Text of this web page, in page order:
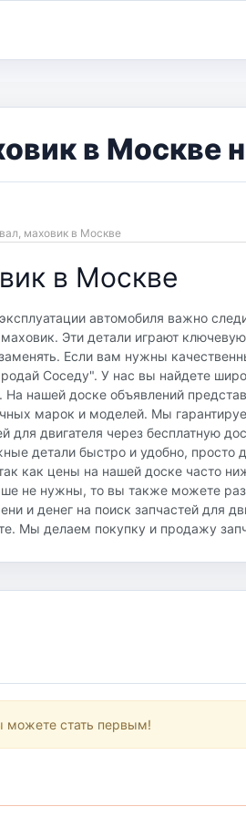
в Москве
маховик в Москве
в Москве
автомобиля важно
Эти детали играют
Если вам нужны
Соседу". У нас вы найдете
На нашей доске объявлений
марок и моделей. Мы
для двигателя через бесплатную
детали быстро и удобно,
как цены на нашей доске часто
не нужны, то вы также можете
и денег на поиск запчастей для
Мы делаем покупку и продажу
можете стать первым!